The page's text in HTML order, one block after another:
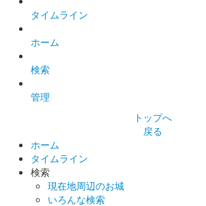
白石城 御城印
販売終了
白石城 御城印
白石城 御城印
タイムライン
ホーム
検索
管理
トップへ
戻る
ホーム
タイムライン
検索
現在地周辺のお城
いろんな検索